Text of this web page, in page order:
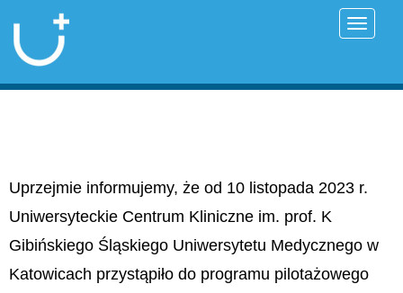
Uprzejmie informujemy, że od 10 listopada 2023 r.
Uniwersyteckie Centrum Kliniczne im. prof. K
Gibińskiego Śląskiego Uniwersytetu Medycznego w
Katowicach przystąpiło do programu pilotażowego